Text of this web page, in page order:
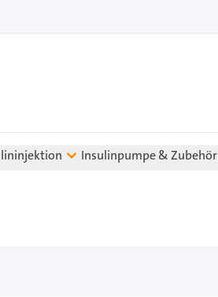
Insulinpumpe & Zubehör